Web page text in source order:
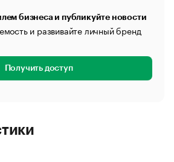
бизнеса и публикуйте новости
и развивайте личный бренд
Получить доступ